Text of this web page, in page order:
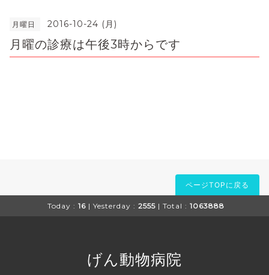
月曜日 2016-10-24 (月)
月曜の診療は午後3時からです
ページTOPに戻る
Today : 16 | Yesterday : 2555 | Total : 1063888
げん動物病院